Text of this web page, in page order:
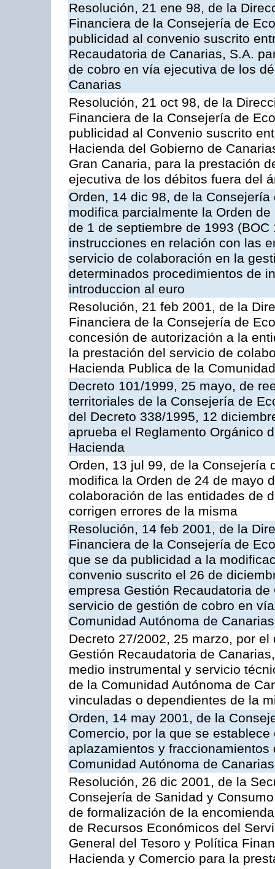
Resolución, 21 ene 98, de la
Financiera de la Consejería de
publicidad al convenio suscrito
Recaudatoria de Canarias, S.A.
de cobro en vía ejecutiva de los
Canarias
Resolución, 21 oct 98, de la
Financiera de la Consejería de
publicidad al Convenio suscrito
Hacienda del Gobierno de
Gran Canaria, para la prestación
ejecutiva de los débitos fuera del
Orden, 14 dic 98, de la
modifica parcialmente la Orden
de 1 de septiembre de 1993
instrucciones en relación con las
servicio de colaboración en la
determinados procedimientos de
introduccion al euro
Resolución, 21 feb 2001, de la
Financiera de la Consejería de
concesión de autorización a la
la prestación del servicio de
Hacienda Publica de la
Decreto 101/1999, 25 mayo, de
territoriales de la Consejería de
del Decreto 338/1995, 12
aprueba el Reglamento Orgánico
Hacienda
Orden, 13 jul 99, de la Consejería
modifica la Orden de 24 de mayo
colaboración de las entidades de
corrigen errores de la misma
Resolución, 14 feb 2001, de la
Financiera de la Consejería de
que se da publicidad a la
convenio suscrito el 26 de
empresa Gestión Recaudatoria
servicio de gestión de cobro en
Comunidad Autónoma de Canarias
Decreto 27/2002, 25 marzo, por
Gestión Recaudatoria de
medio instrumental y servicio
de la Comunidad Autónoma de
vinculadas o dependientes de la
Orden, 14 may 2001, de la
Comercio, por la que se
aplazamientos y
Comunidad Autónoma de Canarias
Resolución, 26 dic 2001, de la
Consejería de Sanidad y
de formalización de la
de Recursos Económicos del
General del Tesoro y Política
Hacienda y Comercio para la